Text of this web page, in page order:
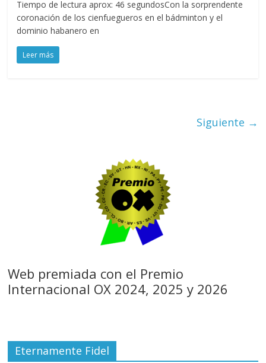
Tiempo de lectura aprox: 46 segundosCon la sorprendente
coronación de los cienfuegueros en el bádminton y el
dominio habanero en
Leer más
Siguiente →
Web premiada con el Premio
Internacional OX 2024, 2025 y 2026
Eternamente Fidel